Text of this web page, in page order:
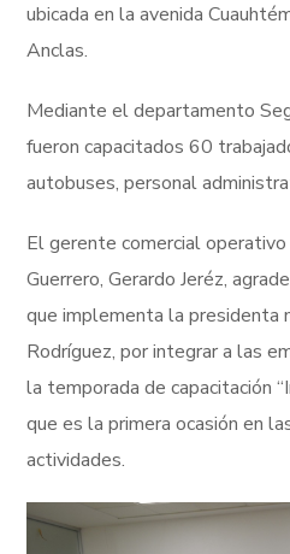
ubicada en la avenida
Anclas.
Mediante el departamento
fueron capacitados 60
autobuses, personal
El gerente comercial
Guerrero, Gerardo Jeréz,
que implementa la presidenta
Rodríguez, por integrar a las
la temporada de capacitación
que es la primera ocasión en
actividades.